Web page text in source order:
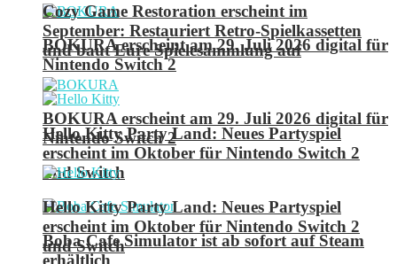
BOKURA erscheint am 29. Juli 2026 digital für
Nintendo Switch 2
Hello Kitty Party Land: Neues Partyspiel
erscheint im Oktober für Nintendo Switch 2
und Switch
Boba Cafe Simulator ist ab sofort auf Steam
erhältlich
Cozy Game Restoration erscheint im
September: Restauriert Retro-Spielkassetten
und baut Eure Spielesammlung auf
BOKURA erscheint am 29. Juli 2026 digital für
Nintendo Switch 2
Hello Kitty Party Land: Neues Partyspiel
erscheint im Oktober für Nintendo Switch 2
und Switch